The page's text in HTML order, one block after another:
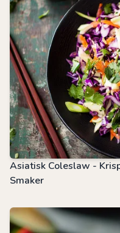
Asiatisk Coleslaw -
Smaker